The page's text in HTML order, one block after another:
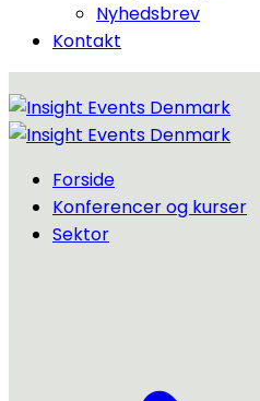
Nyhedsbrev
Kontakt
Forside
Konferencer og kurser
Sektor